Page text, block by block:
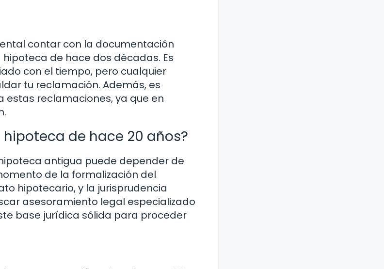
contar con la documentación
de hace dos décadas. Es
con el tiempo, pero cualquier
tu reclamación. Además, es
estas reclamaciones, ya que en
de hace 20 años?
antigua puede depender de
de la formalización del
hipotecario, y la jurisprudencia
asesoramiento legal especializado
base jurídica sólida para proceder